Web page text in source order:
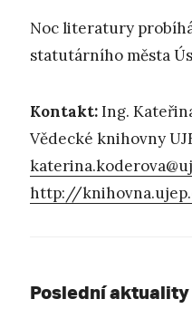
Noc literatury
statutárního města
Kontakt:Ing.
Vědecké knihovny
http://
Poslední aktuality